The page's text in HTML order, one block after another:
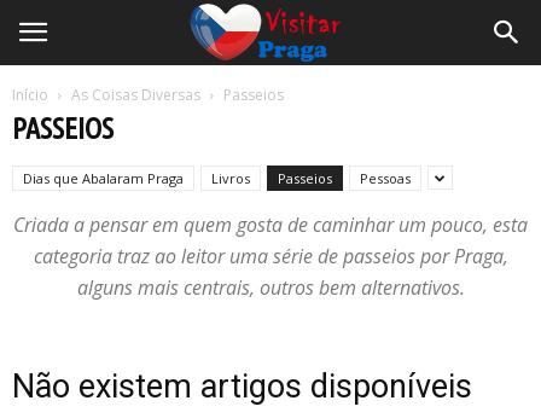
Início As Coisas Diversas Passeios
PASSEIOS
Dias que Abalaram Praga Livros Passeios Pessoas
Criada a pensar em quem gosta de caminhar um pouco, esta
categoria traz ao leitor uma série de passeios por Praga,
alguns mais centrais, outros bem alternativos.
Não existem artigos disponíveis